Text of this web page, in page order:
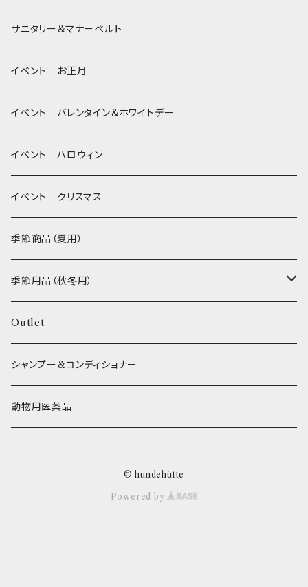
季節限定 ハロウィン
季節限定 クリスマス
Wonderful Kitchen / (旧)P-ball
MEAT
FISH
グルテンフリー！ _ DOG TREE
ヒマラヤチーズ！ _ loasis
わんのはな
エリール
O.C.Farm
デンタルケア
除菌・抗菌・消臭
耳
静電気防止スプレー
Bichon Frise
サニタリー＆マナーベルト
イベント お正月
イベント バレンタイン＆ホワイトデー
イベント ハロウィン
イベント クリスマス
季節商品（夏用）
季節用品（秋冬用）
ヒーター
Outlet
シャンプー&コンディショナー
動物用医薬品
© hundehütte
Powered by